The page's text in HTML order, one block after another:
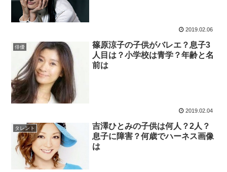
2019.02.06
俳優
篠原涼子の子供がバレエ？息子3
人目は？小学校は青学？年齢と名
前は
2019.02.04
タレント
吉澤ひとみの子供は何人？2人？
息子に障害？何歳でハーネス画像
は